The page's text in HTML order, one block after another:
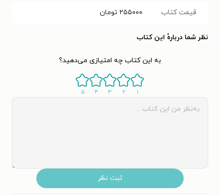
قیمت کتاب ۲۵۵۰۰۰ تومان
نظر شما دربارهٔ این کتاب
به این کتاب چه امتیازی می‌دهید؟
۱ ۲ ۳ ۴ ۵
ثبت نظر